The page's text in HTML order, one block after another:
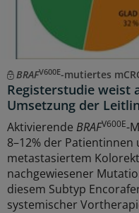
BRAFV600E-mutiertes
Registerstudie weist
Umsetzung der
Aktivierende BRAFV600E-
8–12% der
metastasiertem
nachgewiesener
diesem Subtyp
systemischer